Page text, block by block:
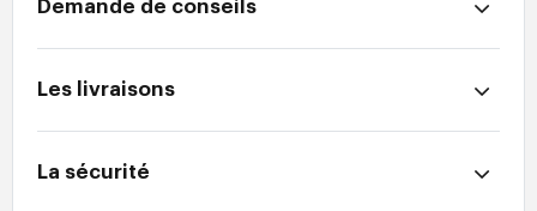
Demande de conseils
Les livraisons
La sécurité